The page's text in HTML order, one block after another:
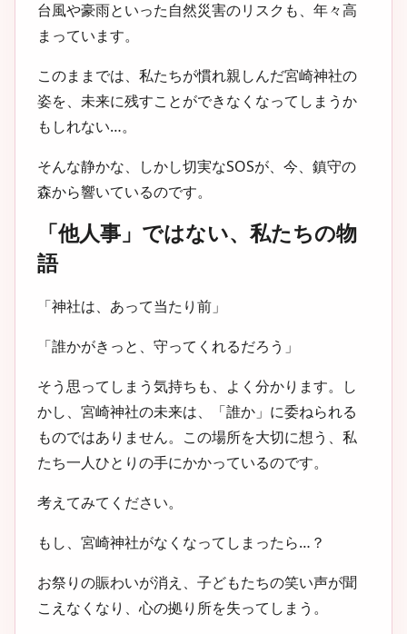
台風や豪雨といった自然災害のリスクも、年々高
まっています。
このままでは、私たちが慣れ親しんだ宮崎神社の
姿を、未来に残すことができなくなってしまうか
もしれない…。
そんな静かな、しかし切実なSOSが、今、鎮守の
森から響いているのです。
「他人事」ではない、私たちの物
語
「神社は、あって当たり前」
「誰かがきっと、守ってくれるだろう」
そう思ってしまう気持ちも、よく分かります。し
かし、宮崎神社の未来は、「誰か」に委ねられる
ものではありません。この場所を大切に想う、私
たち一人ひとりの手にかかっているのです。
考えてみてください。
もし、宮崎神社がなくなってしまったら…？
お祭りの賑わいが消え、子どもたちの笑い声が聞
こえなくなり、心の拠り所を失ってしまう。